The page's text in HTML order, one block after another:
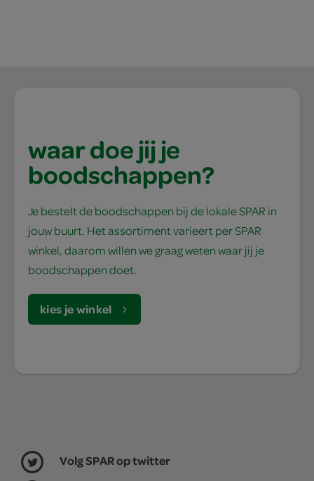
waar doe jij je
boodschappen?
Je bestelt de boodschappen bij de lokale SPAR in
jouw buurt. Het assortiment varieert per SPAR
winkel, daarom willen we graag weten waar jij je
boodschappen doet.
kies je winkel
Volg SPAR op twitter